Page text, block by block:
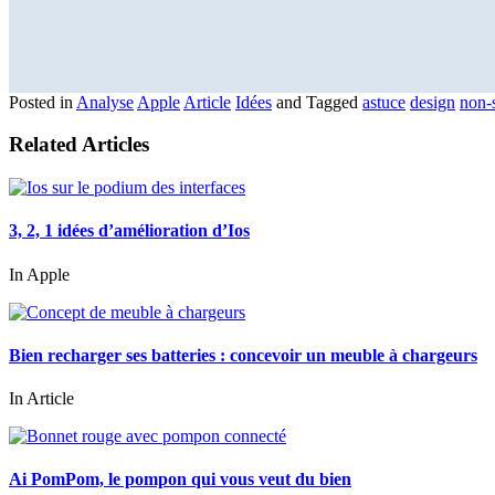
Posted in Analyse Apple Article Idées and Tagged astuce design non-
Related Articles
3, 2, 1 idées d’amélioration d’Ios
In Apple
Bien recharger ses batteries : concevoir un meuble à chargeurs
In Article
Ai PomPom, le pompon qui vous veut du bien